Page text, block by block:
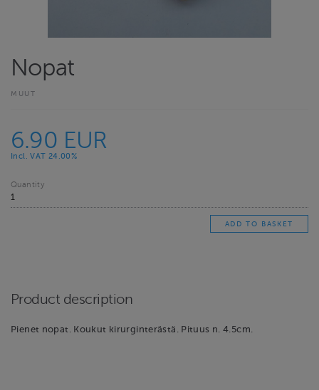
Nopat
MUUT
6.90 EUR
Incl. VAT 24.00%
Quantity
Product description
Pienet nopat. Koukut kirurginterästä. Pituus n. 4.5cm.